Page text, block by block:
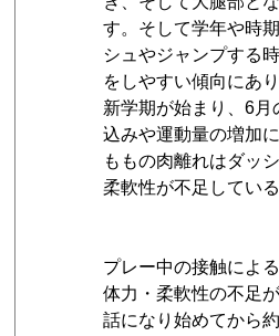
す。そして学年や時
シュやジャンプする
をしやすい傾向にあ
新学期が始まり、6
込みや運動量の増加
ももの肉離れはダッ
柔軟性が不足してい
プレー中の接触によ
体力・柔軟性の不足
話になり始めてから